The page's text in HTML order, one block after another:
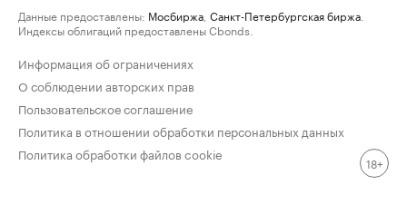
Данные предоставлены: Мосбиржа Санкт-Петербургская биржа
Индексы облигаций предоставлены Cbonds.
Информация об ограничениях
О соблюдении авторских прав
Пользовательское соглашение
Политика в отношении обработки персональных данных
Политика обработки файлов cookie
18+